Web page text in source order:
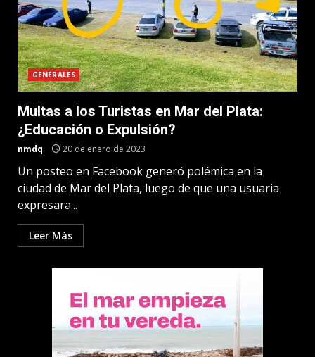
GENERALES
Multas a los Turistas en Mar del Plata:
¿Educación o Expulsión?
nmdq 20 de enero de 2023
Un posteo en Facebook generó polémica en la
ciudad de Mar del Plata, luego de que una usuaria
expresara...
Leer Más